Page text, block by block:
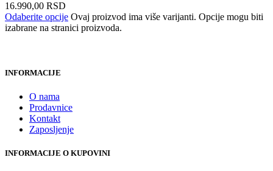
16.990,00 RSD
Odaberite opcije Ovaj proizvod ima više varijanti. Opcije mogu biti
izabrane na stranici proizvoda.
INFORMACIJE
O nama
Prodavnice
Kontakt
Zaposljenje
INFORMACIJE O KUPOVINI